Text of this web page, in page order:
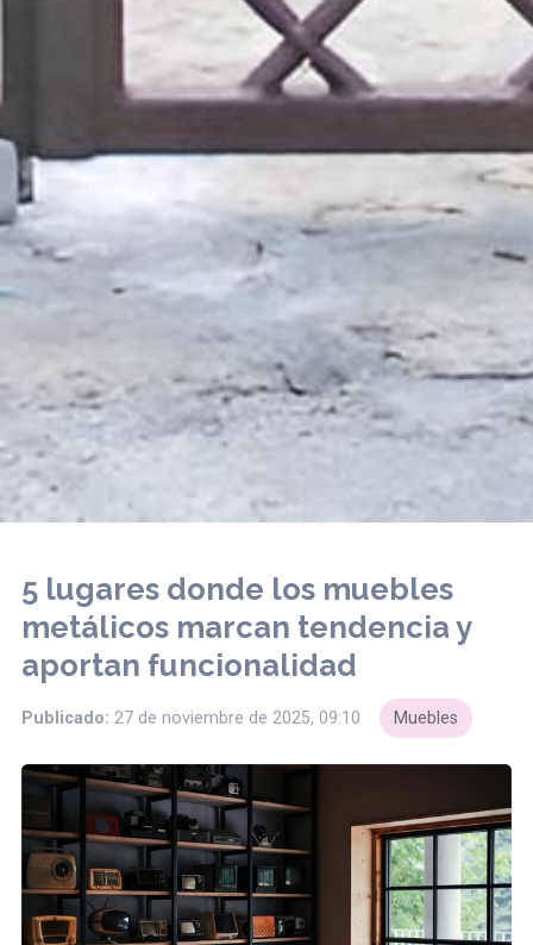
5 lugares donde los muebles
metálicos marcan tendencia y
aportan funcionalidad
Publicado: 27 de noviembre de 2025, 09:10 Muebles